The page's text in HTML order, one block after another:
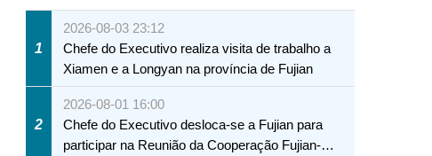
1
2026-08-03 23:12
Chefe do Executivo realiza visita de trabalho a
Xiamen e a Longyan na província de Fujian
2
2026-08-01 16:00
Chefe do Executivo desloca-se a Fujian para
participar na Reunião da Cooperação Fujian-